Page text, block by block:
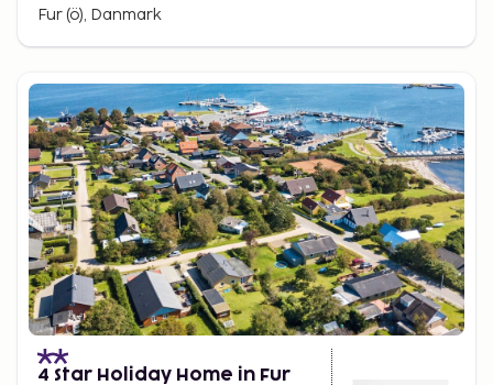
Fur (ö), Danmark
4 Star Holiday Home in Fur